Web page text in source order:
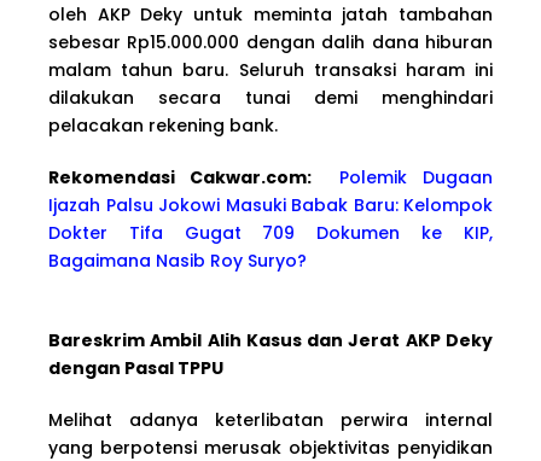
oleh AKP Deky untuk meminta jatah tambahan
sebesar Rp15.000.000 dengan dalih dana hiburan
malam tahun baru. Seluruh transaksi haram ini
dilakukan secara tunai demi menghindari
pelacakan rekening bank.
Rekomendasi Cakwar.com: Polemik Dugaan
Ijazah Palsu Jokowi Masuki Babak Baru: Kelompok
Dokter Tifa Gugat 709 Dokumen ke KIP,
Bagaimana Nasib Roy Suryo?
Bareskrim Ambil Alih Kasus dan Jerat AKP Deky
dengan Pasal TPPU
Melihat adanya keterlibatan perwira internal
yang berpotensi merusak objektivitas penyidikan